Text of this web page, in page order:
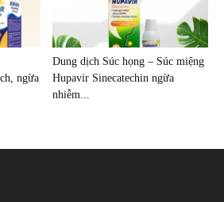
ngừa
Dung dịch Súc họng – Súc miệng
Hupavir Sinecatechin ngừa
nhiễm...